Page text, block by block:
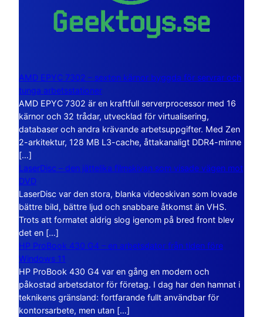
AMD EPYC 7302 – sexton kärnor byggda för servrar och
tunga arbetsstationer
AMD EPYC 7302 är en kraftfull serverprocessor med 16
kärnor och 32 trådar, utvecklad för virtualisering,
databaser och andra krävande arbetsuppgifter. Med Zen
2-arkitektur, 128 MB L3-cache, åttakanaligt DDR4-minne
[…]
LaserDisc – den jättelika filmskivan som visade vägen mot
DVD
LaserDisc var den stora, blanka videoskivan som lovade
bättre bild, bättre ljud och snabbare åtkomst än VHS.
Trots att formatet aldrig slog igenom på bred front blev
det en […]
HP ProBook 430 G4 – en arbetsdator från tiden före
Windows 11
HP ProBook 430 G4 var en gång en modern och
påkostad arbetsdator för företag. I dag har den hamnat i
teknikens gränsland: fortfarande fullt användbar för
kontorsarbete, men utan […]